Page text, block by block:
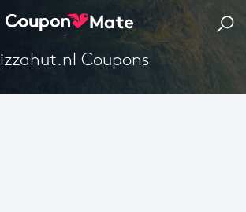
Pizzahut.nl Coupons